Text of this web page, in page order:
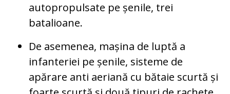
autopropulsate pe șenile, trei
batalioane.
De asemenea, mașina de luptă a
infanteriei pe șenile, sisteme de
apărare anti aeriană cu bătaie scurtă și